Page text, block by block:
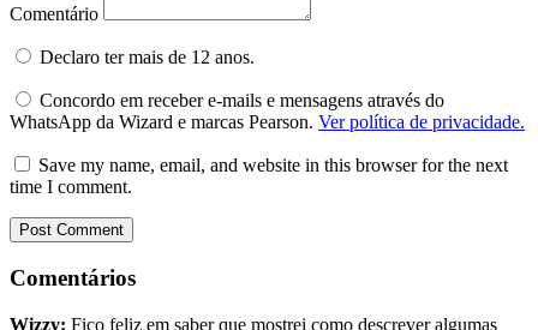
Comentário
Declaro ter mais de 12 anos.
Concordo em receber e-mails e mensagens através do
WhatsApp da Wizard e marcas Pearson. Ver política de privacidade.
Save my name, email, and website in this browser for the next
time I comment.
Comentários
Wizzy: Fico feliz em saber que mostrei como descrever algumas